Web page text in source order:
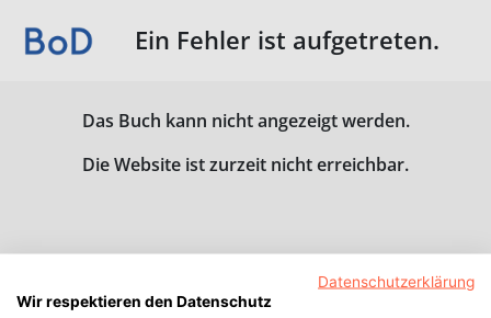
Ein Fehler ist aufgetreten.
Das Buch kann nicht angezeigt werden.
Die Website ist zurzeit nicht erreichbar.
Datenschutzerklärung
Wir respektieren den Datenschutz